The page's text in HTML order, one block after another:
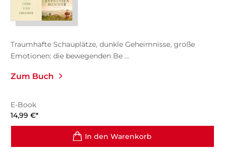
Traumhafte Schauplätze, dunkle Geheimnisse, große
Emotionen: die bewegenden Be ...
Zum Buch
E-Book
14,99 €*
In den Warenkorb